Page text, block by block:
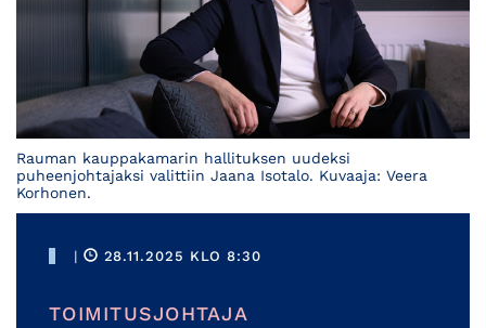
Rauman kauppakamarin hallituksen uudeksi
puheenjohtajaksi valittiin Jaana Isotalo. Kuvaaja: Veera
Korhonen.
| 28.11.2025 KLO 8:30
TOIMITUSJOHTAJA